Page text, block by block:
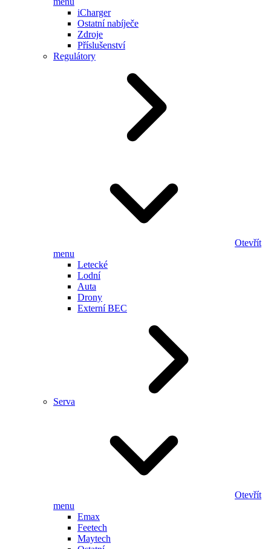
iCharger
Ostatní nabíječe
Zdroje
Příslušenství
Regulátory
Otevřít
menu
Letecké
Lodní
Auta
Drony
Externí BEC
Serva
Otevřít
menu
Emax
Feetech
Maytech